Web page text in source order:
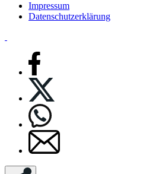
Impressum
Datenschutzerklärung